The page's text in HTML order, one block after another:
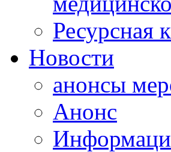
Ресурсная
Новости
анонсы
Анонс